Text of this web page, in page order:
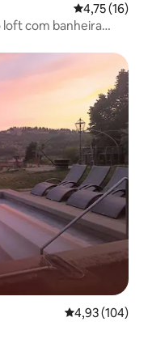
4,75 de uma
4,75 (16)
loft com banheira…
4,93 de uma
4,93 (104)